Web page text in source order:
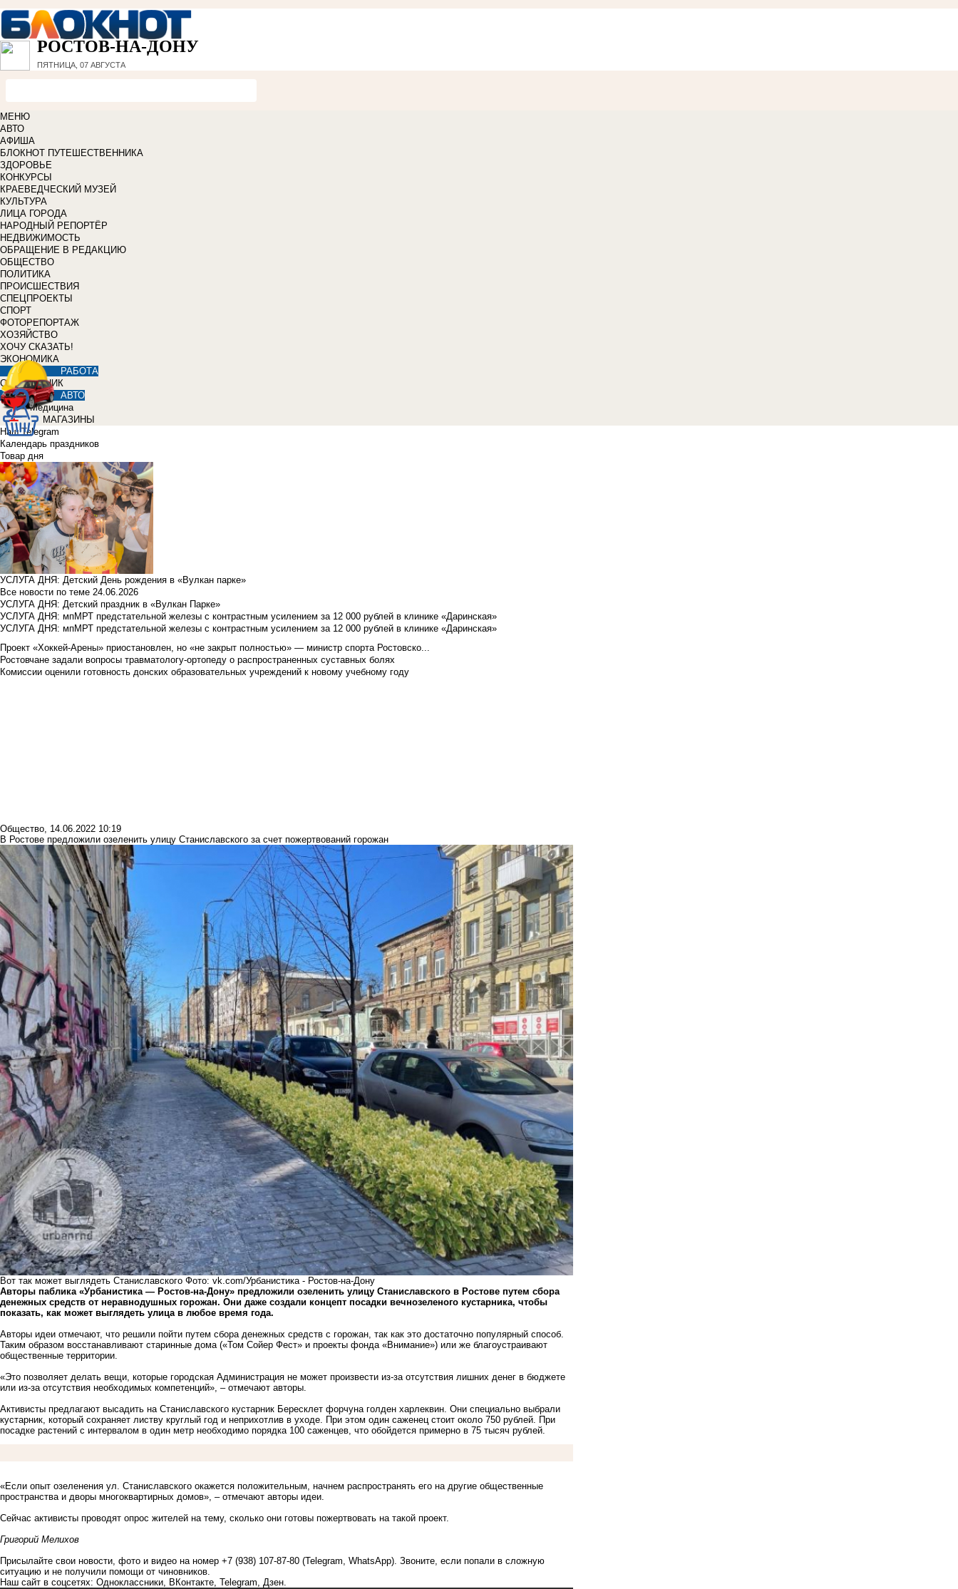
РОСТОВ-НА-ДОНУ
ПЯТНИЦА, 07 АВГУСТА
МЕНЮ
АВТО
АФИША
БЛОКНОТ ПУТЕШЕСТВЕННИКА
ЗДОРОВЬЕ
КОНКУРСЫ
КРАЕВЕДЧЕСКИЙ МУЗЕЙ
КУЛЬТУРА
ЛИЦА ГОРОДА
НАРОДНЫЙ РЕПОРТЁР
НЕДВИЖИМОСТЬ
ОБРАЩЕНИЕ В РЕДАКЦИЮ
ОБЩЕСТВО
ПОЛИТИКА
ПРОИСШЕСТВИЯ
СПЕЦПРОЕКТЫ
СПОРТ
ФОТОРЕПОРТАЖ
ХОЗЯЙСТВО
ХОЧУ СКАЗАТЬ!
ЭКОНОМИКА
РАБОТА
СПРАВОЧНИК
АВТО
Медицина
МАГАЗИНЫ
Наш Telegram
Календарь праздников
Товар дня
УСЛУГА ДНЯ: Детский День рождения в «Вулкан парке»
Все новости по теме 24.06.2026
УСЛУГА ДНЯ: Детский праздник в «Вулкан Парке»
УСЛУГА ДНЯ: мпМРТ предстательной железы с контрастным усилением за 12 000 рублей в клинике «Даринская»
УСЛУГА ДНЯ: мпМРТ предстательной железы с контрастным усилением за 12 000 рублей в клинике «Даринская»
Проект «Хоккей-Арены» приостановлен, но «не закрыт полностью» — министр спорта Ростовско...
Ростовчане задали вопросы травматологу-ортопеду о распространенных суставных болях
Комиссии оценили готовность донских образовательных учреждений к новому учебному году
Общество, 14.06.2022 10:19
В Ростове предложили озеленить улицу Станиславского за счет пожертвований горожан
Вот так может выглядеть Станиславского Фото: vk.com/Урбанистика - Ростов-на-Дону
Авторы паблика «Урбанистика — Ростов-на-Дону» предложили озеленить улицу Станиславского в Ростове путем сбора
денежных средств от неравнодушных горожан. Они даже создали концепт посадки вечнозеленого кустарника, чтобы
показать, как может выглядеть улица в любое время года.
Авторы идеи отмечают, что решили пойти путем сбора денежных средств с горожан, так как это достаточно популярный способ.
Таким образом восстанавливают старинные дома («Том Сойер Фест» и проекты фонда «Внимание») или же благоустраивают
общественные территории.
«Это позволяет делать вещи, которые городская Администрация не может произвести из-за отсутствия лишних денег в бюджете
или из-за отсутствия необходимых компетенций», – отмечают авторы.
Активисты предлагают высадить на Станиславского кустарник Бересклет форчуна голден харлеквин. Они специально выбрали
кустарник, который сохраняет листву круглый год и неприхотлив в уходе. При этом один саженец стоит около 750 рублей. При
посадке растений с интервалом в один метр необходимо порядка 100 саженцев, что обойдется примерно в 75 тысяч рублей.
«Если опыт озеленения ул. Станиславского окажется положительным, начнем распространять его на другие общественные
пространства и дворы многоквартирных домов», – отмечают авторы идеи.
Сейчас активисты проводят опрос жителей на тему, сколько они готовы пожертвовать на такой проект.
Григорий Мелихов
Присылайте свои новости, фото и видео на номер +7 (938) 107-87-80 (Telegram, WhatsApp). Звоните, если попали в сложную
ситуацию и не получили помощи от чиновников.
Наш сайт в соцсетях: Одноклассники ВКонтакте Telegram Дзен